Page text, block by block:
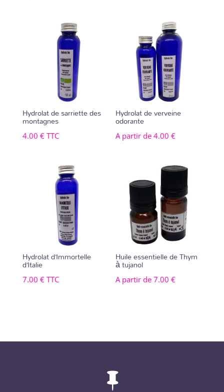
Hydrolat de sarriette des
montagnes
4.00 € TTC
Hydrolat de verveine
odorante
A partir de4.00€
Hydrolat d’Immortelle
d’Italie
7.00 € TTC
Huile essentielle de Thym
à tujanol
A partir de7.00€
